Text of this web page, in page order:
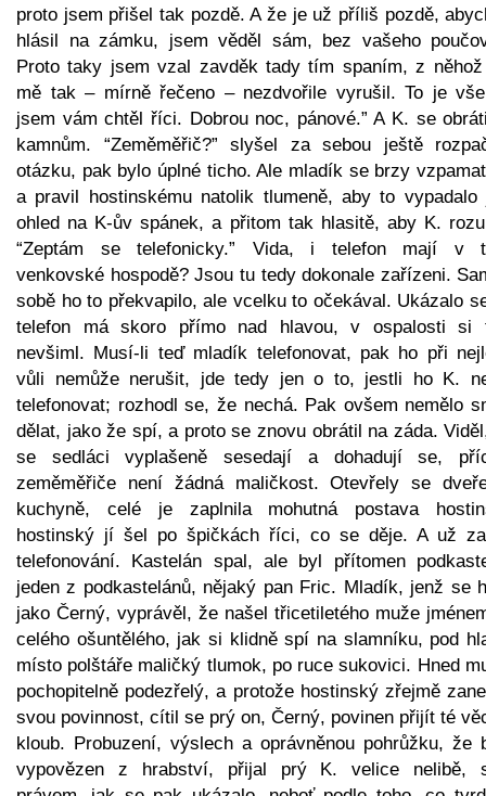
proto jsem přišel tak pozdě. A že je už příliš pozdě,
hlásil na zámku, jsem věděl sám, bez vašeho
Proto taky jsem vzal zavděk tady tím spaním, z
mě tak – mírně řečeno – nezdvořile vyrušil. To je
jsem vám chtěl říci. Dobrou noc, pánové.” A K. se
kamnům. “Zeměměřič?” slyšel za sebou ještě
otázku, pak bylo úplné ticho. Ale mladík se brzy
a pravil hostinskému natolik tlumeně, aby to vypadalo
ohled na K-ův spánek, a přitom tak hlasitě, aby K.
“Zeptám se telefonicky.” Vida, i telefon mají v
venkovské hospodě? Jsou tu tedy dokonale zařízeni.
sobě ho to překvapilo, ale vcelku to očekával. Ukázalo
telefon má skoro přímo nad hlavou, v ospalosti si
nevšiml. Musí-li teď mladík telefonovat, pak ho při
vůli nemůže nerušit, jde tedy jen o to, jestli ho K.
telefonovat; rozhodl se, že nechá. Pak ovšem nemělo
dělat, jako že spí, a proto se znovu obrátil na záda.
se sedláci vyplašeně sesedají a dohadují se,
zeměměřiče není žádná maličkost. Otevřely se
kuchyně, celé je zaplnila mohutná postava
hostinský jí šel po špičkách říci, co se děje. A už
telefonování. Kastelán spal, ale byl přítomen
jeden z podkastelánů, nějaký pan Fric. Mladík, jenž se
jako Černý, vyprávěl, že našel třicetiletého muže
celého ošuntělého, jak si klidně spí na slamníku, pod
místo polštáře maličký tlumok, po ruce sukovici. Hned
pochopitelně podezřelý, a protože hostinský zřejmě
svou povinnost, cítil se prý on, Černý, povinen přijít té
kloub. Probuzení, výslech a oprávněnou pohrůžku, že
vypovězen z hrabství, přijal prý K. velice nelibě,